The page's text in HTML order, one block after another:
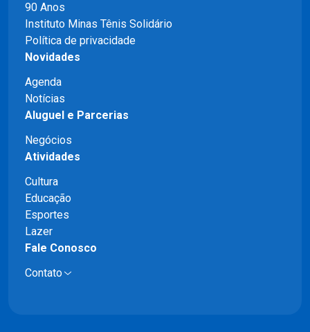
90 Anos
Instituto Minas Tênis Solidário
Política de privacidade
Novidades
Agenda
Notícias
Aluguel e Parcerias
Negócios
Atividades
Cultura
Educação
Esportes
Lazer
Fale Conosco
Contato